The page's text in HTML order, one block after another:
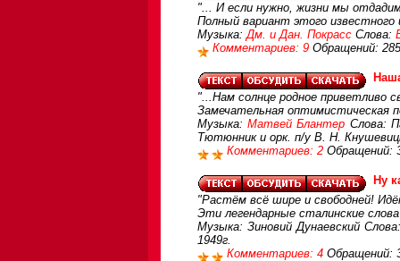
"... И если нужно, жизни мы
Полный вариант этого
Музыка:Дм. и Дан. Покрасс Слова:
Комментариев: 9 Обращений:
"...Нам солнце родное приветливо
Замечательная оптимистическая
Музыка:Матвей Блантер Слова:
Тютюнник и орк. п/у В. Н.
Комментариев: 2 Обращений:
Ну
"Растём всё шире и свободней!
Эти легендарные сталинские
Музыка: Зиновий Дунаевский
1949г.
Комментариев: 4 Обращений: